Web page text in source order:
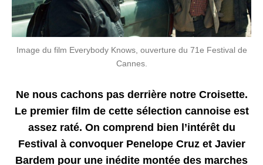
Image du film Everybody Knows, ouverture du 71e Festival de
Cannes.
Ne nous cachons pas derrière notre Croisette.
Le premier film de cette sélection cannoise est
assez raté. On comprend bien l’intérêt du
Festival à convoquer Penelope Cruz et Javier
Bardem pour une inédite montée des marches